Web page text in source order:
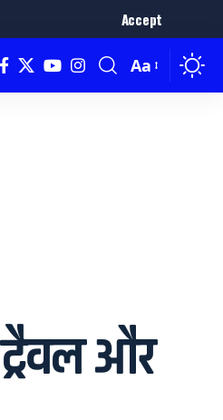
Accept
Aa
और